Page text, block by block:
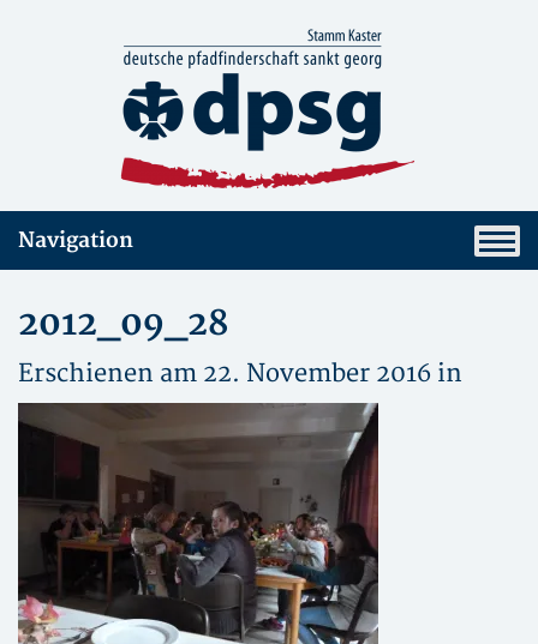
Navigation
2012_09_28
Erschienen am 22. November 2016 in